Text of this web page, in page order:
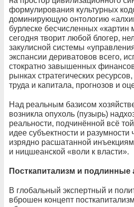
формулирования культурных
доминирующую онтологию
бурлеске бесчисленных «картин
сегодня творит любой блогер,
закулисной системы
экспансии дериватовов всего,
стократно завышенных
рынках стратегических
труда и капитала, прогнозов и
Над реальным базисом
возникла опухоль (пузырь)
реальности, подчинённой всё
идее субъектности и разумности
изрядно расшатанной
и ницшеанской «воли к власти».
Посткапитализм и подлинные
В глобальный экспертный и
вброшен концепт